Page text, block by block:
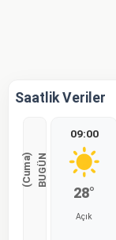
Saatlik Veriler
B
U
G
Ü
N
(
C
u
m
a
)
09:00
28°
Açık